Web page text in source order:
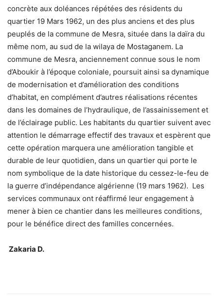
concrète aux doléances répétées des résidents du
quartier 19 Mars 1962, un des plus anciens et des plus
peuplés de la commune de Mesra, située dans la daïra du
même nom, au sud de la wilaya de Mostaganem. La
commune de Mesra, anciennement connue sous le nom
d’Aboukir à l’époque coloniale, poursuit ainsi sa dynamique
de modernisation et d’amélioration des conditions
d’habitat, en complément d’autres réalisations récentes
dans les domaines de l’hydraulique, de l’assainissement et
de l’éclairage public. Les habitants du quartier suivent avec
attention le démarrage effectif des travaux et espèrent que
cette opération marquera une amélioration tangible et
durable de leur quotidien, dans un quartier qui porte le
nom symbolique de la date historique du cessez-le-feu de
la guerre d’indépendance algérienne (19 mars 1962). Les
services communaux ont réaffirmé leur engagement à
mener à bien ce chantier dans les meilleures conditions,
pour le bénéfice direct des familles concernées.
Zakaria D.